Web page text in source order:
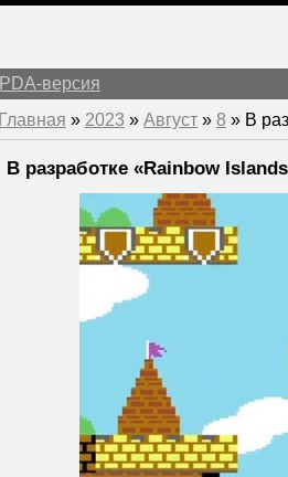
PDA-версия
Главная » 2023 » Август » 8 » В
В разработке «Rainbow